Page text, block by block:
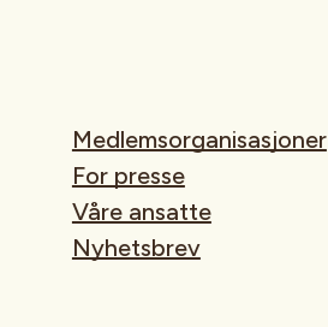
Medlemsorganisasjoner
For presse
Våre ansatte
Nyhetsbrev